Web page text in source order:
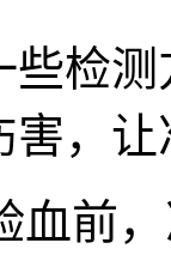
检测
害，
前，